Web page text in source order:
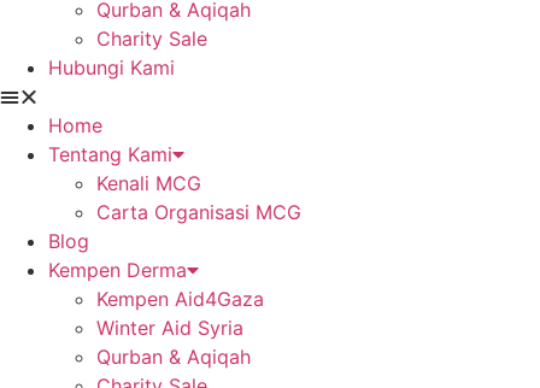
Qurban & Aqiqah
Charity Sale
Hubungi Kami
Home
Tentang Kami
Kenali MCG
Carta Organisasi MCG
Blog
Kempen Derma
Kempen Aid4Gaza
Winter Aid Syria
Qurban & Aqiqah